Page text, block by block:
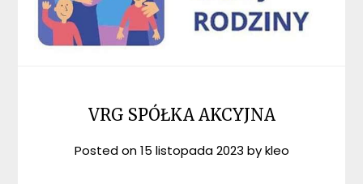
VRG SPÓŁKA AKCYJNA
Posted on15 listopada 2023 bykleo